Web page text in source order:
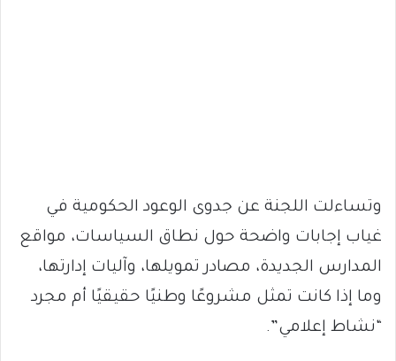
وتساءلت اللجنة عن جدوى الوعود الحكومية في
غياب إجابات واضحة حول نطاق السياسات، مواقع
المدارس الجديدة، مصادر تمويلها، وآليات إدارتها،
وما إذا كانت تمثل مشروعًا وطنيًا حقيقيًا أم مجرد
“نشاط إعلامي”.